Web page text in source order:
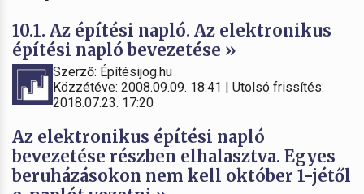
10.1. Az építési napló. Az elektronikus
építési napló bevezetése »
Szerző: Építésijog.hu
Közzétéve: 2008.09.09. 18:41 | Utolsó frissítés:
2018.07.23. 17:20
Az elektronikus építési napló
bevezetése részben elhalasztva. Egyes
beruházásokon nem kell október 1-jétől